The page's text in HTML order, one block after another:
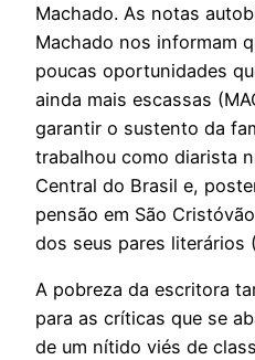
Machado. As notas
Machado nos informam
poucas oportunidades
ainda mais escassas
garantir o sustento da
trabalhou como diarista
Central do Brasil e,
pensão em São
dos seus pares literários
A pobreza da escritora
para as críticas que se
de um nítido viés de